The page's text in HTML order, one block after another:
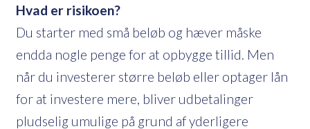
Hvad er risikoen?
Du starter med små beløb og hæver måske
endda nogle penge for at opbygge tillid. Men
når du investerer større beløb eller optager lån
for at investere mere, bliver udbetalinger
pludselig umulige på grund af yderligere